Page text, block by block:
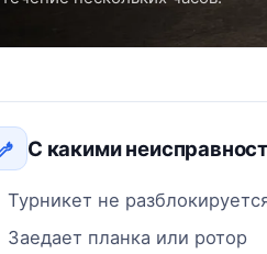
С какими
Турникет не
Заедает планка или ротор